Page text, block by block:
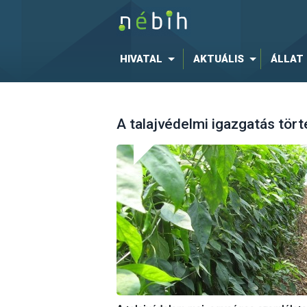
HIVATAL AKTUÁLIS ÁLLAT
A talajvédelmi igazgatás